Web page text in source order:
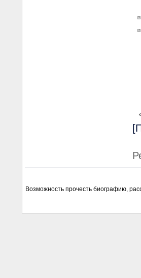
Возможность прочесть биографию,